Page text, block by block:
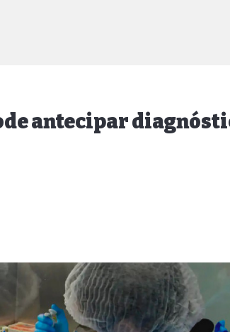
antecipar